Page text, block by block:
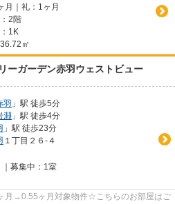
月｜礼：1ヶ月
2階
1K
㎡
ーガーデン赤羽ウェストビュー
羽 」駅 徒歩5分
淵 」駅 徒歩4分
」駅 徒歩23分
１丁目２６-４
募集中： 1室
月→0.55ヶ月対象物件☆こちらのお部屋はご